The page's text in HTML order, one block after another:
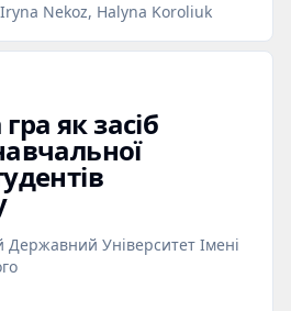
Nekoz, Halyna Koroliuk
як засіб
Державний Університет Імені